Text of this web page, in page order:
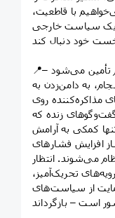
با قاطعیت،
یک سیاست خارجی
📍رسانه ملی – که بودجه آن از جیب مردم تأمین می‌شود –
به دامن‌زدن به
مذاکره‌کننده روی
زنده که
کمکی به آرامش
افزایش فشارهای
می‌شوند. انتظار
تحریک‌آمیز،
از سیاست‌های